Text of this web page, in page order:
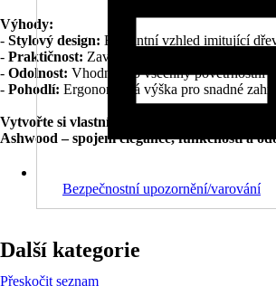
Výhody:
- Stylový design: Elegantní vzhled imitující
- Praktičnost: Zavlažovací systém a úložný
- Odolnost: Vhodné pro všechny povětrnostní
- Pohodlí: Ergonomická výška pro snadné
Vytvořte si vlastní zelený koutek s
Ashwood – spojení elegance, funkčnosti a
Bezpečnostní upozornění/varování
Další kategorie
Přeskočit seznam